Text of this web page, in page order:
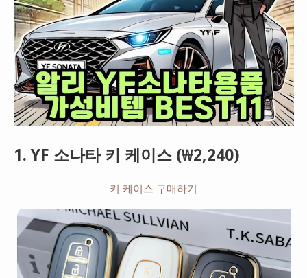
1. YF 소나타 키 케이스 (₩2,240)
키 케이스 구매하기